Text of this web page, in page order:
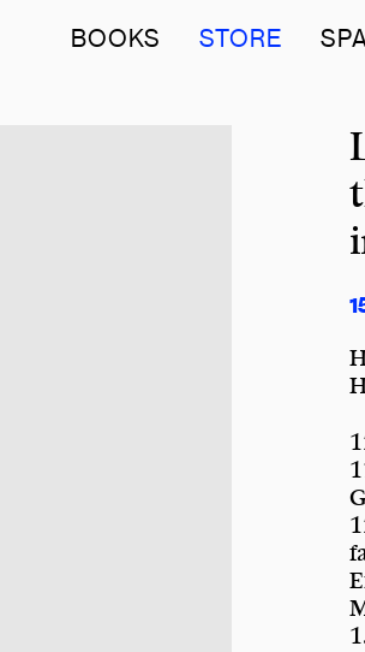
BOOKS STORE